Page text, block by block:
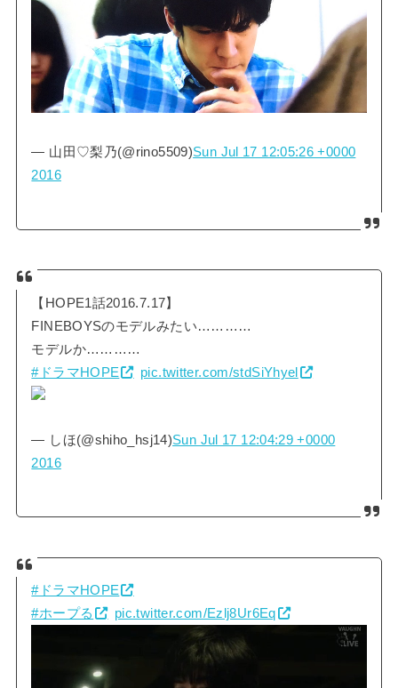
— 山田♡梨乃(@rino5509)Sun Jul 17 12:05:26 +0000
2016
【HOPE1話2016.7.17】
FINEBOYSのモデルみたい…………
モデルか…………
#ドラマHOPE
pic.twitter.com/stdSiYhyel
— しほ(@shiho_hsj14)Sun Jul 17 12:04:29 +0000
2016
#ドラマHOPE
#ホープる
pic.twitter.com/Ezlj8Ur6Eq